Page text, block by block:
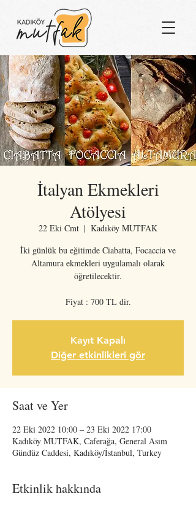
İtalyan Ekmekleri
Atölyesi
22 Eki Cmt
  |
Kadıköy MUTFAK
İki günlük bu eğitimde Ciabatta, Focaccia ve
Altamura ekmekleri uygulamalı olarak
öğretilecektir.
Fiyat : 700 TL dir.
Kayıt Kapalı
Diğer etkinlikleri gör
Saat ve Yer
22 Eki 2022 10:00 – 23 Eki 2022 17:00
Kadıköy MUTFAK, Caferağa, General Asım
Gündüz Caddesi, Kadıköy/İstanbul, Turkey
Etkinlik hakkında